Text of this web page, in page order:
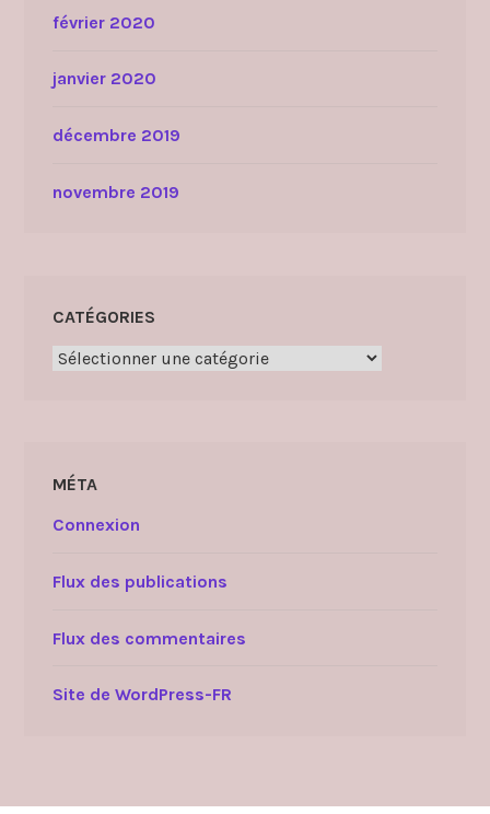
février 2020
janvier 2020
décembre 2019
novembre 2019
CATÉGORIES
Catégories
MÉTA
Connexion
Flux des publications
Flux des commentaires
Site de WordPress-FR